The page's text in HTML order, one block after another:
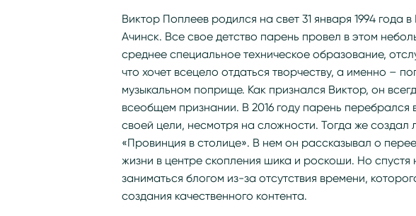
Виктор Поплеев родился на свет 31 января 1994 года
Ачинск. Все свое детство парень провел в этом
среднее специальное техническое образование,
что хочет всецело отдаться творчеству, а именно –
музыкальном поприще. Как признался Виктор, он
всеобщем признании. В 2016 году парень перебрался
своей цели, несмотря на сложности. Тогда же создал
«Провинция в столице». В нем он рассказывал о
жизни в центре скопления шика и роскоши. Но спустя
заниматься блогом из-за отсутствия времени,
создания качественного контента.